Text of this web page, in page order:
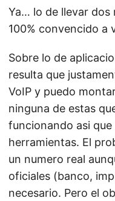
Ya… lo de llevar
100% convencido a
Sobre lo de
resulta que
VoIP y puedo
ninguna de estas
funcionando asi
herramientas. El
un numero real
oficiales (banco,
necesario. Pero el